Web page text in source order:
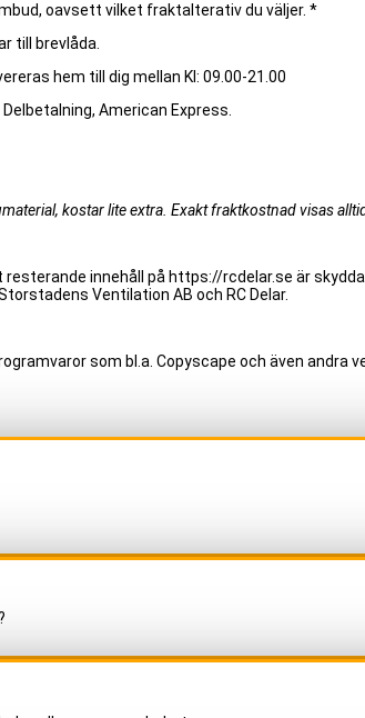
oavsett vilket fraktalterativ du väljer. *
till brevlåda.
hem till dig mellan Kl: 09.00-21.00
American Express.
kostar lite extra. Exakt fraktkostnad visas
innehåll på https://rcdelar.se är
Ventilation AB och RC Delar.
som bl.a. Copyscape och även andra